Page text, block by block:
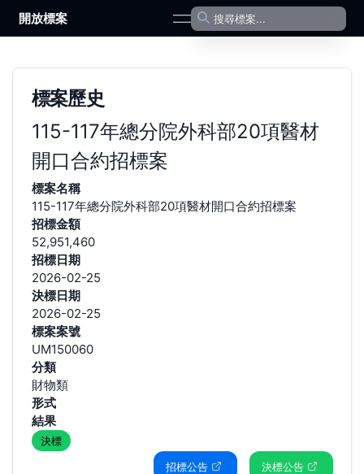
開放標案 open navigation menu
標案歷史
115-117年總分院外科部20項醫材
開口合約招標案
標案名稱
115-117年總分院外科部20項醫材開口合約招標案
招標金額
52,951,460
招標日期
2026-02-25
決標日期
2026-02-25
標案案號
UM150060
分類
財物類
形式
結果
決標
招標公告
決標公告